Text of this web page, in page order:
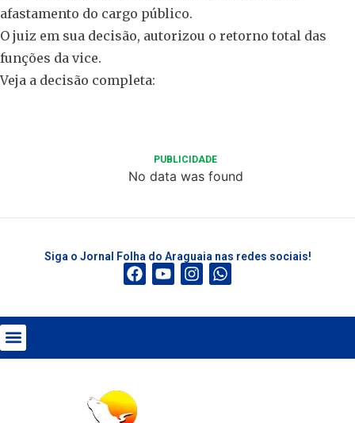
afastamento do cargo público.
O juiz em sua decisão, autorizou o retorno total das
funções da vice.
Veja a decisão completa:
PUBLICIDADE
No data was found
Siga o Jornal Folha do Araguaia nas redes sociais!